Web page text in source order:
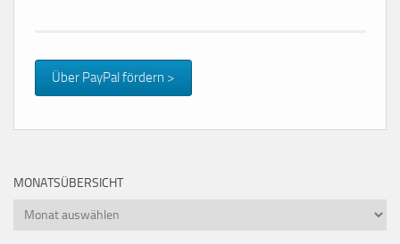
Über PayPal fördern >
MONATSÜBERSICHT
Monatsübersicht